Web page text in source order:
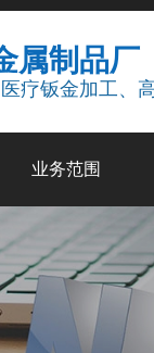
属制品厂
疗钣金加工、
业务范围